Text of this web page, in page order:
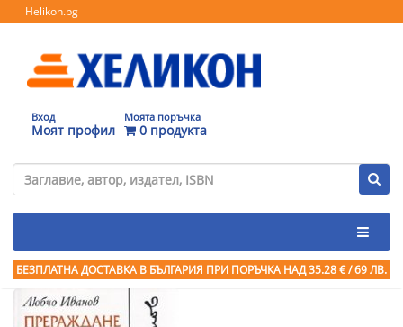
Helikon.bg
Вход
Моят профил
Моята поръчка
0 продукта
БЕЗПЛАТНА ДОСТАВКА В БЪЛГАРИЯ ПРИ ПОРЪЧКА НАД 35.28 € / 69 ЛВ.